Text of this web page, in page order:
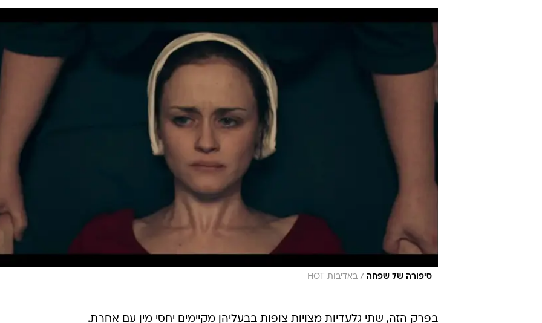
סיפורה של שפחה / באדיבות HOT
בפרק הזה, שתי גלעדיות מצויות צופות בבעליהן מקיימים יחסי מין עם אחרת.